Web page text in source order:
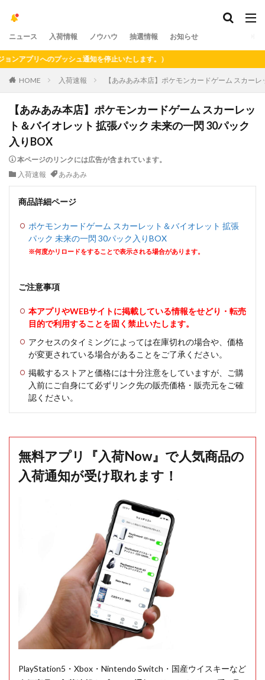
ニュース 入荷情報 ノウハウ 抽選情報 お知らせ
リへのプッシュ通知を停止いたします。）
HOME 入荷速報 【あみあみ本店】ポケモンカードゲーム スカー
【あみあみ本店】ポケモンカードゲーム スカーレッ
ト＆バイオレット 拡張パック 未来の一閃 30パック
入りBOX
本ページのリンクには広告が含まれています。
入荷速報
あみあみ
商品詳細ページ
ポケモンカードゲーム スカーレット＆バイオレット 拡張
パック 未来の一閃 30パック入りBOX
※何度かリロードをすることで表示される場合があります。
ご注意事項
本アプリやWEBサイトに掲載している情報をせどり・転売
目的で利用することを固く禁止いたします。
アクセスのタイミングによっては在庫切れの場合や、価格
が変更されている場合があることをご了承ください。
掲載するストアと価格には十分注意をしていますが、ご購
入前にご自身にて必ずリンク先の販売価格・販売元をご確
認ください。
無料アプリ『入荷Now』で人気商品の
入荷通知が受け取れます！
PlayStation5・Xbox・Nintendo Switch・国産ウイスキーなど